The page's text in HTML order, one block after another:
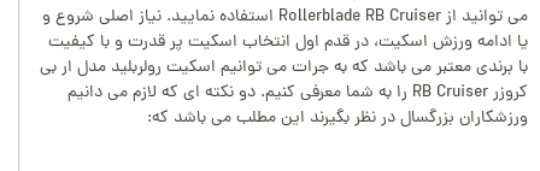
می توانید از Rollerblade RB Cruiser استفاده نمایید. نیاز اصلی شروع و
یا ادامه ورزش اسکیت، در قدم اول انتخاب اسکیت پر قدرت و با کیفیت
با برندی معتبر می باشد که به جرات می توانیم اسکیت رولربلید مدل ار بی
کروزر RB Cruiser را به شما معرفی کنیم. دو نکته ای که لازم می دانیم
ورزشکاران بزرگسال در نظر بگیرند این مطلب می باشد که: